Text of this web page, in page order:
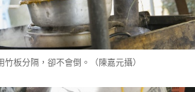
板分隔，卻不會倒。（陳嘉元攝）